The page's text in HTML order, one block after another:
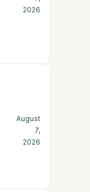
2026
August
7,
2026